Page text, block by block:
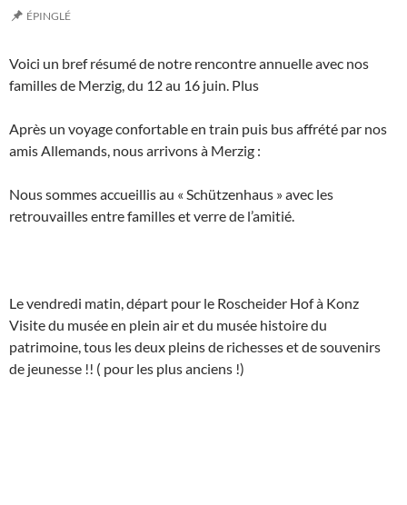
ÉPINGLÉ
Voici un bref résumé de notre rencontre annuelle avec nos
familles de Merzig, du 12 au 16 juin. Plus
Après un voyage confortable en train puis bus affrété par nos
amis Allemands, nous arrivons à Merzig :
Nous sommes accueillis au « Schützenhaus » avec les
retrouvailles entre familles et verre de l’amitié.
Le vendredi matin, départ pour le Roscheider Hof à Konz
Visite du musée en plein air et du musée histoire du
patrimoine, tous les deux pleins de richesses et de souvenirs
de jeunesse !! ( pour les plus anciens !)